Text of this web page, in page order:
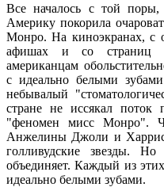
Все началось с той
Америку покорила
Монро. На киноэкранах, с
афишах и со страниц
американцам
с идеально белыми
небывалый
стране не иссякал поток
"феномен мисс Монро".
Анжелины Джоли и
голливудские звезды.
объединяет. Каждый из
идеально белыми зубами.